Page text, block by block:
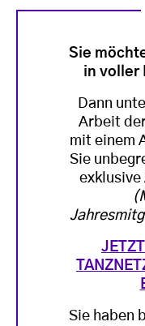
Sie
in voller
Dann
Arbeit
mit einem
Sie
Sie haben